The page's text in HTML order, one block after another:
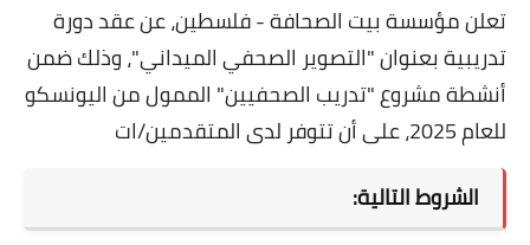
تعلن مؤسسة بيت الصحافة - فلسطين، عن عقد دورة
تدريبية بعنوان "التصوير الصحفي الميداني"، وذلك ضمن
أنشطة مشروع "تدريب الصحفيين" الممول من اليونسكو
للعام 2025، على أن تتوفر لدى المتقدمين/ات
الشروط التالية: